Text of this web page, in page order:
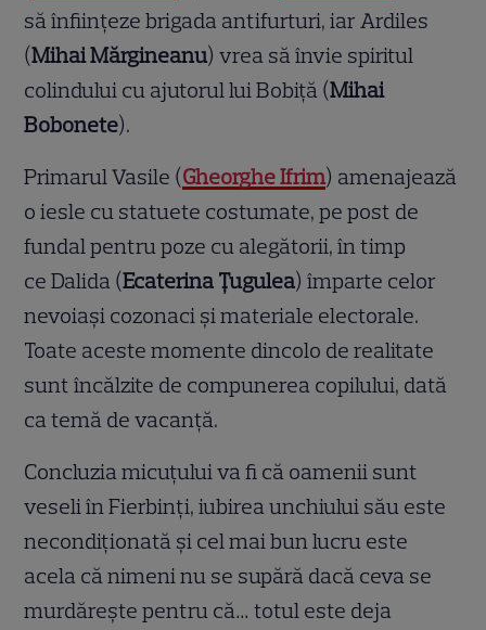
să înființeze brigada antifurturi, iar Ardiles
(Mihai Mărgineanu) vrea să învie spiritul
colindului cu ajutorul lui Bobiță (Mihai
Bobonete).
Primarul Vasile (Gheorghe Ifrim) amenajează
o iesle cu statuete costumate, pe post de
fundal pentru poze cu alegătorii, în timp
ce Dalida (Ecaterina Țugulea) împarte celor
nevoiași cozonaci și materiale electorale.
Toate aceste momente dincolo de realitate
sunt încălzite de compunerea copilului, dată
ca temă de vacanță.
Concluzia micuțului va fi că oamenii sunt
veseli în Fierbinți, iubirea unchiului său este
necondiționată și cel mai bun lucru este
acela că nimeni nu se supără dacă ceva se
murdărește pentru că… totul este deja